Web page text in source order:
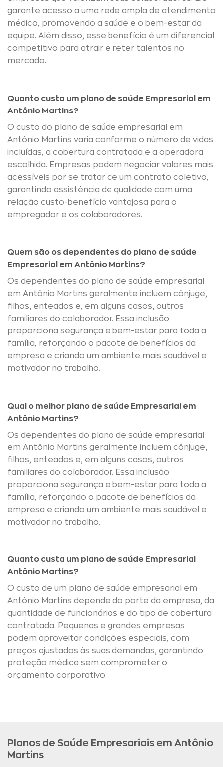
garante acesso a uma rede ampla de atendimento
médico, promovendo a saúde e o bem-estar da
equipe. Além disso, esse benefício é um diferencial
competitivo para atrair e reter talentos no
mercado.
Quanto custa um plano de saúde Empresarial em
Antônio Martins?
O custo do plano de saúde empresarial em
Antônio Martins varia conforme o número de vidas
incluídas, a cobertura contratada e a operadora
escolhida. Empresas podem negociar valores mais
acessíveis por se tratar de um contrato coletivo,
garantindo assistência de qualidade com uma
relação custo-benefício vantajosa para o
empregador e os colaboradores.
Quem são os dependentes do plano de saúde
Empresarial em Antônio Martins?
Os dependentes do plano de saúde empresarial
em Antônio Martins geralmente incluem cônjuge,
filhos, enteados e, em alguns casos, outros
familiares do colaborador. Essa inclusão
proporciona segurança e bem-estar para toda a
família, reforçando o pacote de benefícios da
empresa e criando um ambiente mais saudável e
motivador no trabalho.
Qual o melhor plano de saúde Empresarial em
Antônio Martins?
Os dependentes do plano de saúde empresarial
em Antônio Martins geralmente incluem cônjuge,
filhos, enteados e, em alguns casos, outros
familiares do colaborador. Essa inclusão
proporciona segurança e bem-estar para toda a
família, reforçando o pacote de benefícios da
empresa e criando um ambiente mais saudável e
motivador no trabalho.
Quanto custa um plano de saúde Empresarial
Antônio Martins?
O custo de um plano de saúde empresarial em
Antônio Martins depende do porte da empresa, da
quantidade de funcionários e do tipo de cobertura
contratada. Pequenas e grandes empresas
podem aproveitar condições especiais, com
preços ajustados às suas demandas, garantindo
proteção médica sem comprometer o
orçamento corporativo.
Planos de Saúde Empresariais em Antônio
Martins